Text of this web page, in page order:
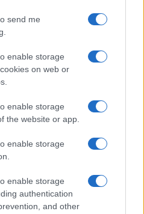
send me
enable storage
on web or
enable storage
the website or app.
enable storage
enable storage
authentication
and other
le polemiche il centro
chiude
contro spaccio e degrado:
come scegliere la
la casa e l’ufficio
di un lungo dolore: storia e
che segnò la Gallura